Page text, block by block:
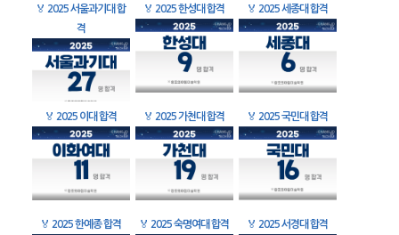
🏅 2025 서울과기대 합
격
🏅 2025 한성대 합격 🏅 2025 세종대 합격
🏅 2025 이대 합격 🏅 2025 가천대 합격 🏅 2025 국민대 합격
🏅 2025 한예종 합격 🏅 2025 숙명여대 합격 🏅 2025 서경대 합격